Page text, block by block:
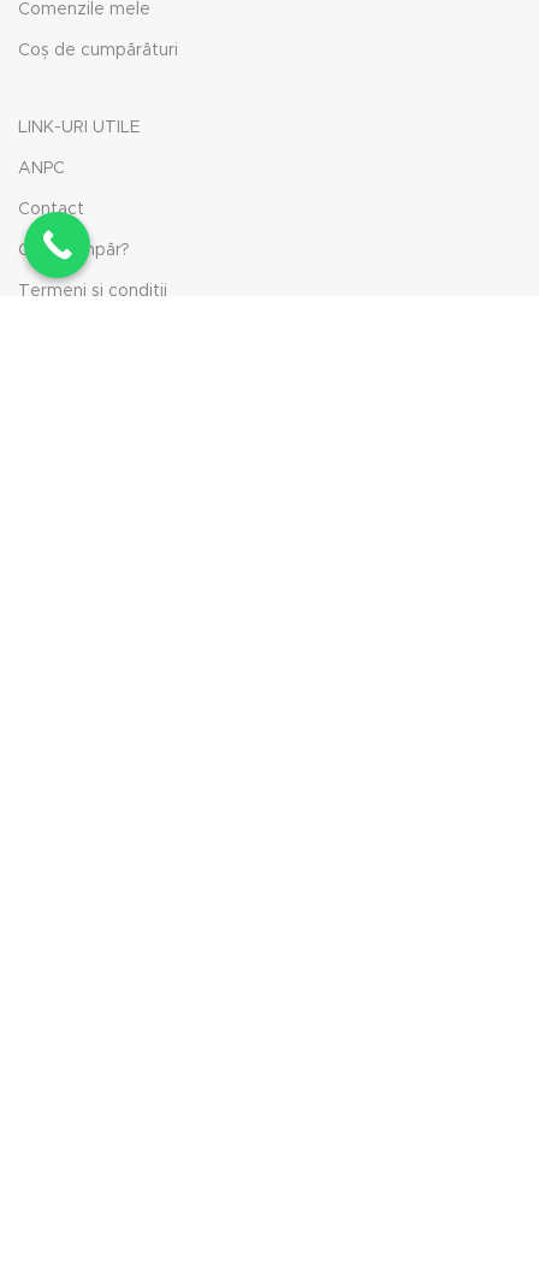
Comenzile mele
Coș de cumpărături
LINK-URI UTILE
ANPC
Contact
Cum cumpăr?
Termeni și condiții